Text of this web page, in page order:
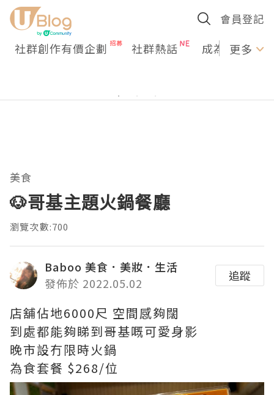
會員登記
社群創作有價企劃 社群熱話 成為U更多
美食
🐶哥基主題火鍋餐廳
瀏覽次數:700
Baboo 美食．美妝．生活
發佈於 2022.05.02
追蹤
店舖佔地6000尺 空間感夠闊
到處都能夠睇到哥基嘅可愛身影
晚市設冇限時火鍋
為食套餐 $268/位